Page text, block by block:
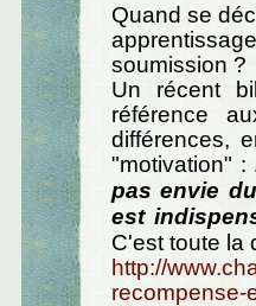
Quand se
soumission ?
Un récent
référence
différences,
"motivation" :
pas envie
est
C'est toute la
http://
recompense-